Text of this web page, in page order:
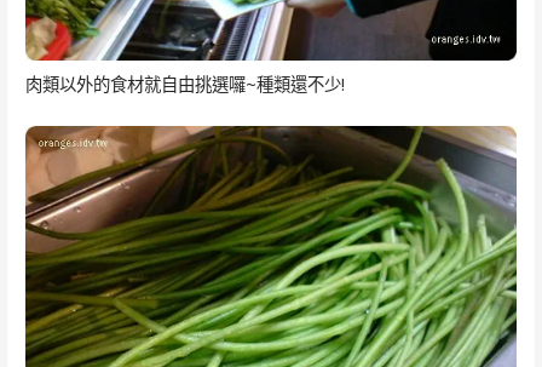
肉類以外的食材就自由挑選囉~種類還不少!